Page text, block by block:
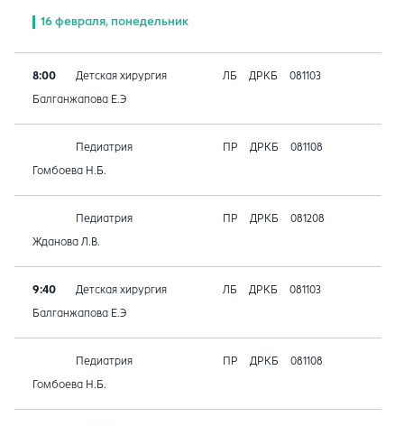
16 февраля, понедельник
8:00 Детская хирургия ЛБ ДРКБ 081103
Балганжапова Е.Э
Педиатрия ПР ДРКБ 081108
Гомбоева Н.Б.
Педиатрия ПР ДРКБ 081208
Жданова Л.В.
9:40 Детская хирургия ЛБ ДРКБ 081103
Балганжапова Е.Э
Педиатрия ПР ДРКБ 081108
Гомбоева Н.Б.